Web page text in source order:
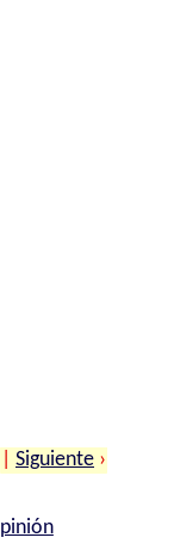
Siguiente ›